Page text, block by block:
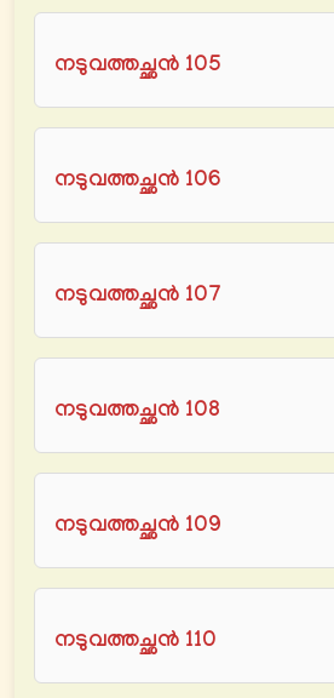
നടുവത്തച്ഛൻ 105
നടുവത്തച്ഛൻ 106
നടുവത്തച്ഛൻ 107
നടുവത്തച്ഛൻ 108
നടുവത്തച്ഛൻ 109
നടുവത്തച്ഛൻ 110